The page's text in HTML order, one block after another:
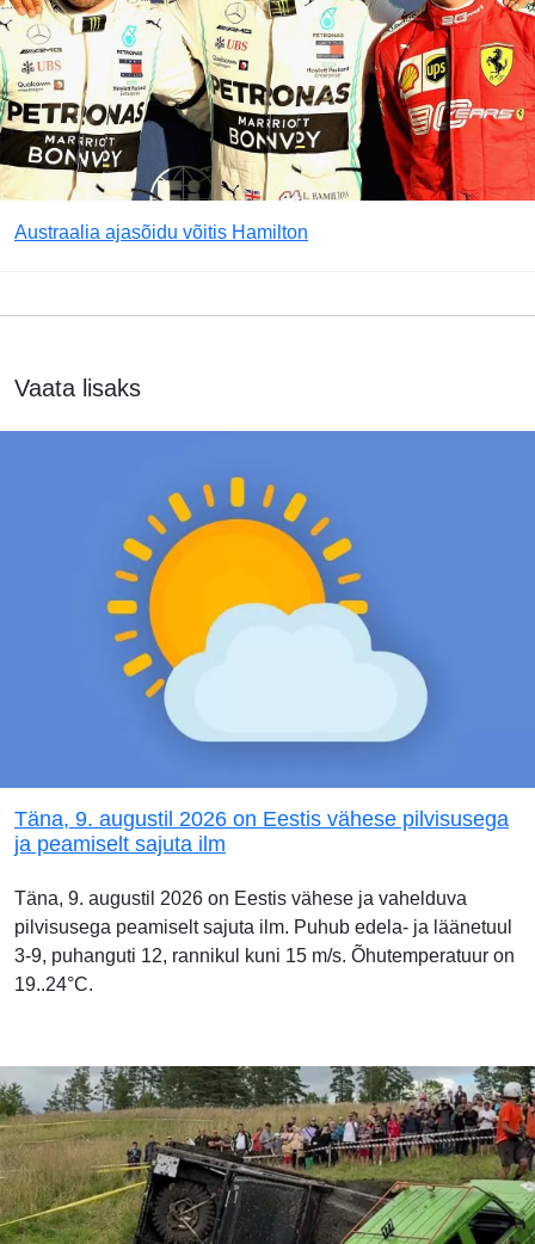
Austraalia ajasõidu võitis Hamilton
Vaata lisaks
Täna, 9. augustil 2026 on Eestis vähese pilvisusega
ja peamiselt sajuta ilm
Täna, 9. augustil 2026 on Eestis vähese ja vahelduva
pilvisusega peamiselt sajuta ilm. Puhub edela- ja läänetuul
3-9, puhanguti 12, rannikul kuni 15 m/s. Õhutemperatuur on
19..24°C.